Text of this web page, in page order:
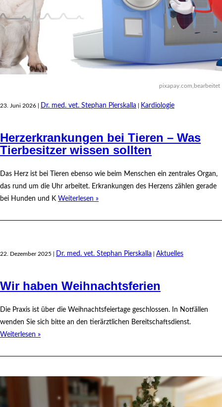
pixapay.com,bearbeitet
23. Juni 2026 | Dr. med. vet. Stephan Pierskalla Kardiologie
Herzerkrankungen bei Tieren – Was
Tierbesitzer wissen sollten
Das Herz ist bei Tieren ebenso wie beim Menschen ein zentrales Organ,
das rund um die Uhr arbeitet. Erkrankungen des Herzens zählen gerade
bei Hunden und K Weiterlesen »
22. Dezember 2025 | Dr. med. vet. Stephan Pierskalla Aktuelles
Wir haben Weihnachtsferien
Die Praxis ist über die Weihnachtsfeiertage geschlossen. In Notfällen
wenden Sie sich bitte an den tierärztlichen Bereitschaftsdienst.
Weiterlesen »